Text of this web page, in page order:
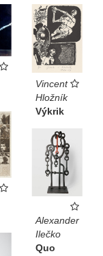
Vincent
Hložník
Výkrik
Alexander
Ilečko
Quo